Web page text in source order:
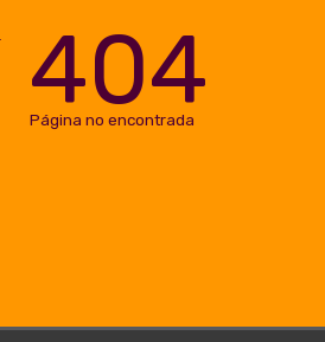
404
Página no encontrada